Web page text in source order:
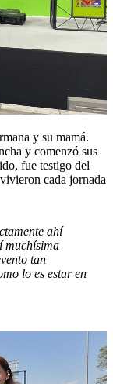
y su mamá.
y comenzó sus
fue testigo del
cada jornada
ahí
muchísima
tan
lo es estar en